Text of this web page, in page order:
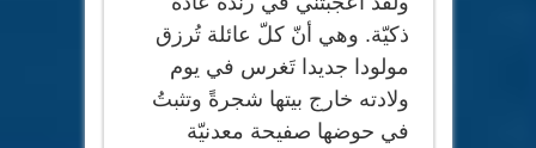
ذكيّة. وهي أنّ كلّ عائلة تُرزق
مولودا جديدا تَغرس في يوم
ولادته خارج بيتها شجرةً وتثبتُ
في حوضها صفيحة معدنيّة